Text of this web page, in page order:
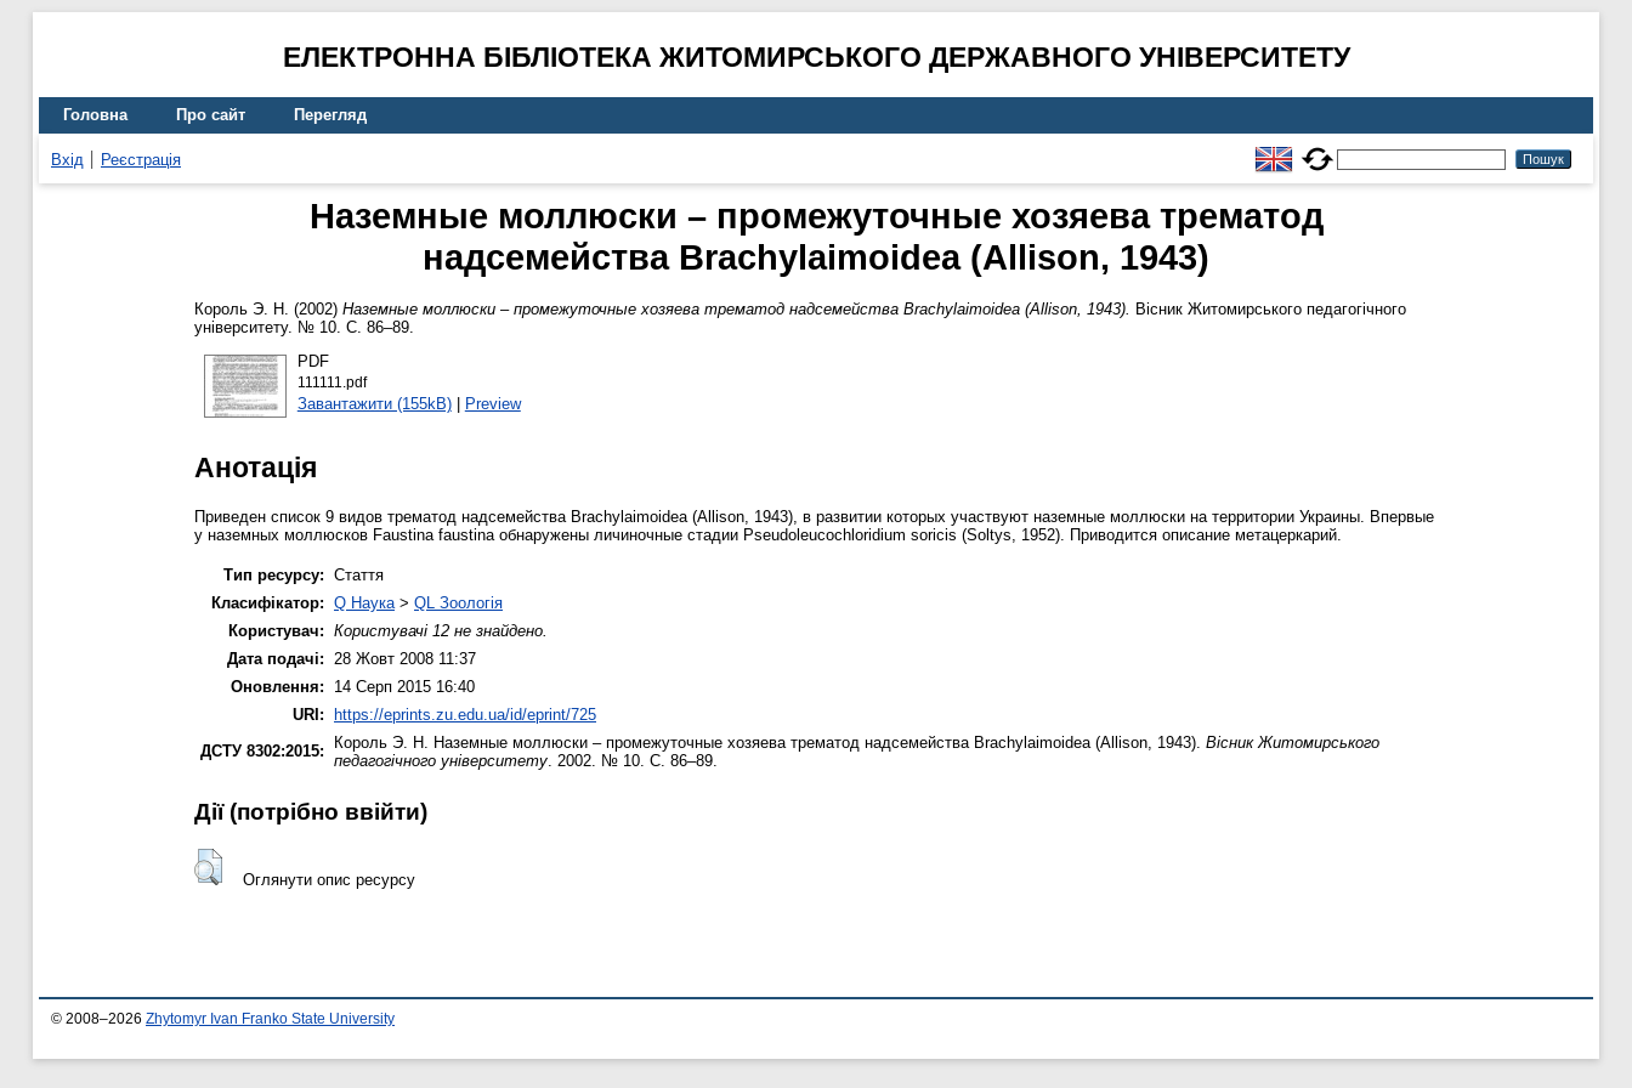
ЕЛЕКТРОННА БІБЛІОТЕКА ЖИТОМИРСЬКОГО ДЕРЖАВНОГО УНІВЕРСИТЕТУ
Головна Про сайт Перегляд
Вхід Реєстрація
Наземные моллюски – промежуточные хозяева трематод
надсемейства Brachylaimoidea (Аllison, 1943)
Король Э. Н. (2002) Наземные моллюски – промежуточные хозяева трематод надсемейства Brachylaimoidea (Аllison, 1943). Вісник Житомирського педагогічного
університету. № 10. С. 86–89.
PDF
111111.pdf
Завантажити (155kB)| Preview
Анотація
Приведен список 9 видов трематод надсемейства Brachylaimoidea (Allison, 1943), в развитии которых участвуют наземные моллюски на территории Украины. Впервые
у наземных моллюсков Faustina faustina обнаружены личиночные стадии Pseudoleucochloridium soricis (Soltys, 1952). Приводится описание метацеркарий.
Тип ресурсу: Стаття
Класифікатор: Q Наука > QL Зоологія
Користувач: Користувачі 12 не знайдено.
Дата подачі:
28 Жовт 2008 11:37
Оновлення:
14 Серп 2015 16:40
URI: https://eprints.zu.edu.ua/id/eprint/725
ДСТУ 8302:2015:
Король Э. Н. Наземные моллюски – промежуточные хозяева трематод надсемейства Brachylaimoidea (Аllison, 1943). Вісник Житомирського
педагогічного університету . 2002. № 10. С. 86–89.
Дії ​​(потрібно ввійти)
Оглянути опис ресурсу
© 2008–2026 Zhytomyr Ivan Franko State University